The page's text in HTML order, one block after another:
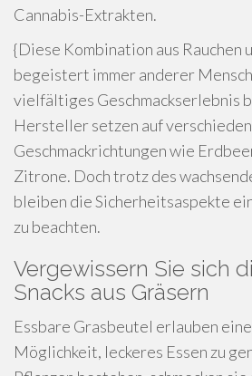
Cannabis-Extrakten.
{Diese Kombination aus Rauchen
begeistert immer anderer
vielfältiges Geschmackserlebnis
Hersteller setzen auf
Geschmackrichtungen wie
Zitrone. Doch trotz des
bleiben die Sicherheitsaspekte
zu beachten.
Vergewissern Sie sich
Snacks aus Gräsern
Essbare Grasbeutel erlauben
Möglichkeit, leckeres Essen zu